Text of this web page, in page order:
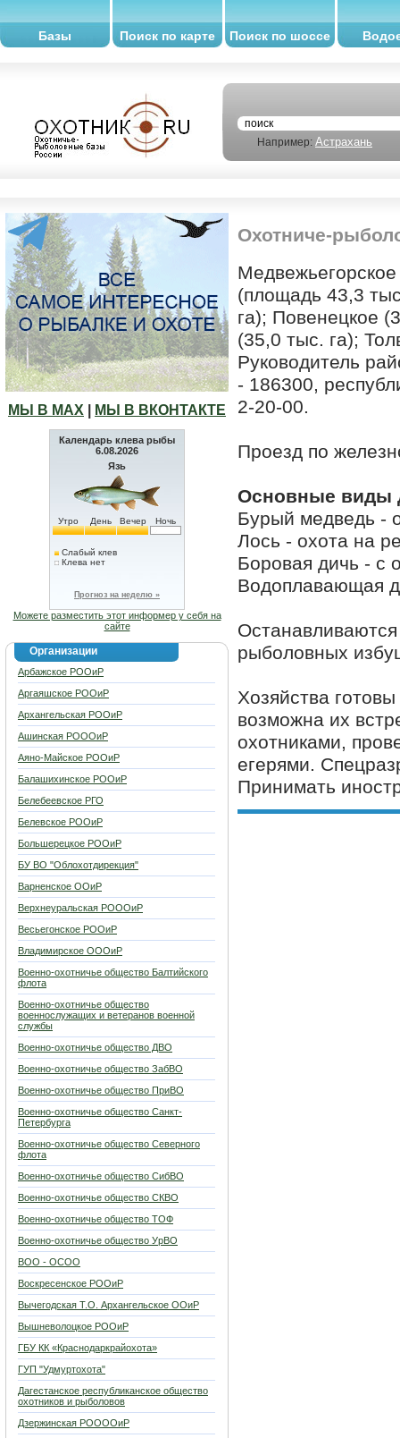
Базы Поиск по карте Поиск по шоссе
Например: Астрахань
МЫ В МАХ МЫ В ВКОНТАКТЕ
Календарь клева рыбы
6.08.2026
Язь
Утро День Вечер Ночь
Слабый клев
Клева нет
Прогноз на неделю »
Можете разместить этот информер у себя на
сайте
Организации
Арбажское РООиР
Аргаяшское РООиР
Архангельская РООиР
Ашинская РОООиР
Аяно-Майское РООиР
Балашихинское РООиР
Белебеевское РГО
Белевское РООиР
Большерецкое РООиР
БУ ВО "Облохотдирекция"
Варненское ООиР
Верхнеуральская РОООиР
Весьегонское РООиР
Владимирское ОООиР
Военно-охотничье общество Балтийского
флота
Военно-охотничье общество
военнослужащих и ветеранов военной
службы
Военно-охотничье общество ДВО
Военно-охотничье общество ЗабВО
Военно-охотничье общество ПриВО
Военно-охотничье общество Санкт-
Петербурга
Военно-охотничье общество Северного
флота
Военно-охотничье общество СибВО
Военно-охотничье общество СКВО
Военно-охотничье общество ТОФ
Военно-охотничье общество УрВО
ВОО - ОСОО
Воскресенское РООиР
Вычегодская Т.О. Архангельское ООиР
Вышневолоцкое РООиР
ГБУ КК «Краснодаркрайохота»
ГУП "Удмуртохота"
Дагестанское республиканское общество
охотников и рыболовов
Дзержинская РООООиР
Охотниче-
(площадь 43,3
га); Повенецкое
(35,0 тыс. га);
Руководитель
- 186300,
2-20-00.
Проезд по
Основные виды
Бурый медведь -
Лось - охота на
Боровая дичь - с
Водоплавающая
Останавливаются
рыболовных
Хозяйства
возможна их
охотниками,
егерями.
Принимать